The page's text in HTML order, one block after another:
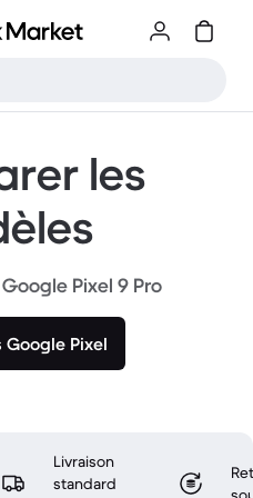
les
Pixel 9 Pro
Pixel
Livraison
standard